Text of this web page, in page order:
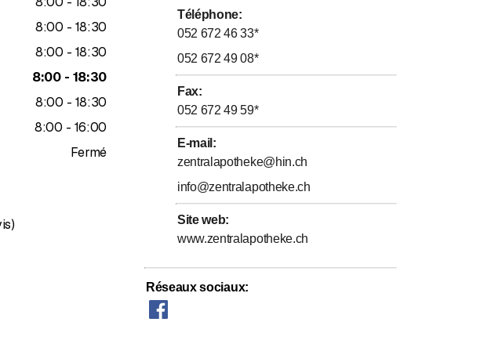
voyages
génériques
pour bébés
: nous proposons des produits des marques Vichy, La Roche-Posay et Eucerin
tire-lait et de pèse-bébé
:
et ne pouvez pas vous rendre dans notre pharmacie ? Il est regrettable que vous ne
Il vous suffit de nous appeler.
8:00 - jusqu’à
18:30
8:00 - jusqu’à
18:30
8:00 - jusqu’à
18:30
8:00 - jusqu’à
18:30
8:00 - jusqu’à
16:00
Fermé
Téléphone:
052 672 46 33*
052 672 49 08*
Fax:
052 672 49 59*
E-mail :
zentralapotheke@hin.ch
info@zentralapotheke.ch
Site web:
www.zentralapotheke.ch
Réseaux sociaux: